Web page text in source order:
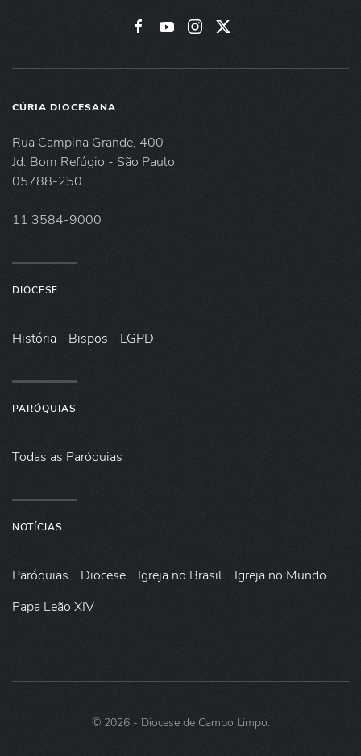
CÚRIA DIOCESANA
Rua Campina Grande, 400
Jd. Bom Refúgio - São Paulo
05788-250
11 3584-9000
DIOCESE
História Bispos LGPD
PARÓQUIAS
Todas as Paróquias
NOTÍCIAS
Paróquias Diocese Igreja no Brasil
Igreja no Mundo
Papa Leão XIV
© 2026- Diocese de Campo Limpo.